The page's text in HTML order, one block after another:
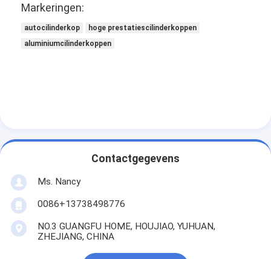
Thuis
Kwaliteitscontrole
Neem contact met ons op
Chat Nu
Markeringen:
autocilinderkop
hoge prestatiescilinderkoppen
aluminiumcilinderkoppen
Contactgegevens
Ms. Nancy
0086+13738498776
NO.3 GUANGFU HOME, HOUJIAO, YUHUAN,
ZHEJIANG, CHINA